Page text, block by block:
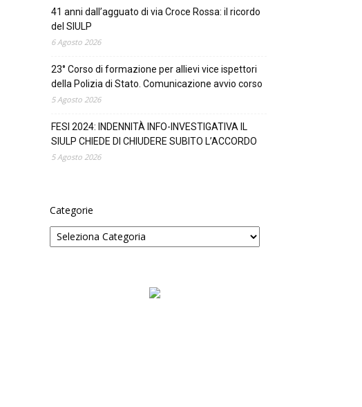
41 anni dall’agguato di via Croce Rossa: il ricordo
del SIULP
6 Agosto 2026
23° Corso di formazione per allievi vice ispettori
della Polizia di Stato. Comunicazione avvio corso
5 Agosto 2026
FESI 2024: INDENNITÀ INFO-INVESTIGATIVA IL
SIULP CHIEDE DI CHIUDERE SUBITO L’ACCORDO
5 Agosto 2026
Categorie